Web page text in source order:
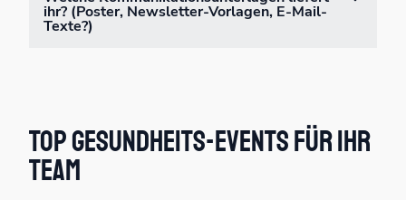
ihr? (Poster, Newsletter-Vorlagen, E-Mail-
Texte?)
Top Gesundheits-Events für Ihr
Team